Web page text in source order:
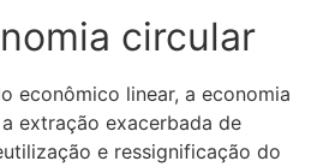
circular
econômico linear, a economia
extração exacerbada de
e ressignificação do